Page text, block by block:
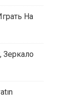
На
Зеркало